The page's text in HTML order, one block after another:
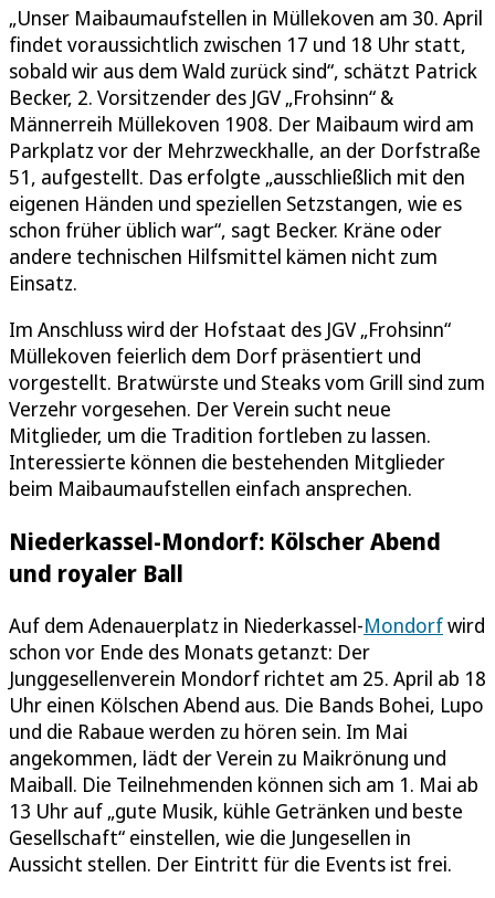
„Unser Maibaumaufstellen in Müllekoven am 30. April
findet voraussichtlich zwischen 17 und 18 Uhr statt,
sobald wir aus dem Wald zurück sind“, schätzt Patrick
Becker, 2. Vorsitzender des JGV „Frohsinn“ &
Männerreih Müllekoven 1908. Der Maibaum wird am
Parkplatz vor der Mehrzweckhalle, an der Dorfstraße
51, aufgestellt. Das erfolgte „ausschließlich mit den
eigenen Händen und speziellen Setzstangen, wie es
schon früher üblich war“, sagt Becker. Kräne oder
andere technischen Hilfsmittel kämen nicht zum
Einsatz.
Im Anschluss wird der Hofstaat des JGV „Frohsinn“
Müllekoven feierlich dem Dorf präsentiert und
vorgestellt. Bratwürste und Steaks vom Grill sind zum
Verzehr vorgesehen. Der Verein sucht neue
Mitglieder, um die Tradition fortleben zu lassen.
Interessierte können die bestehenden Mitglieder
beim Maibaumaufstellen einfach ansprechen.
Niederkassel-Mondorf: Kölscher Abend
und royaler Ball
Auf dem Adenauerplatz in Niederkassel-Mondorfwird
schon vor Ende des Monats getanzt: Der
Junggesellenverein Mondorf richtet am 25. April ab 18
Uhr einen Kölschen Abend aus. Die Bands Bohei, Lupo
und die Rabaue werden zu hören sein. Im Mai
angekommen, lädt der Verein zu Maikrönung und
Maiball. Die Teilnehmenden können sich am 1. Mai ab
13 Uhr auf „gute Musik, kühle Getränken und beste
Gesellschaft“ einstellen, wie die Jungesellen in
Aussicht stellen. Der Eintritt für die Events ist frei.